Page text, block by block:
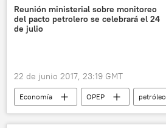
noticias
Reunión ministerial sobre monitoreo
del pacto petrolero se celebrará el 24
de julio
22 de junio 2017, 23:19 GMT
Economía OPEP
petróleo
noticias